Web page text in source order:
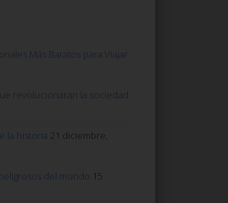
Más Baratos para Viajar
revolucionaran la sociedad
la historia 21 diciembre,
del mundo 15